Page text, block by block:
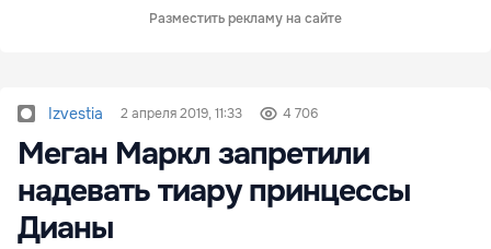
Разместить рекламу на сайте
Izvestia 2 апреля 2019, 11:33 4 706
Меган Маркл запретили
надевать тиару принцессы
Дианы